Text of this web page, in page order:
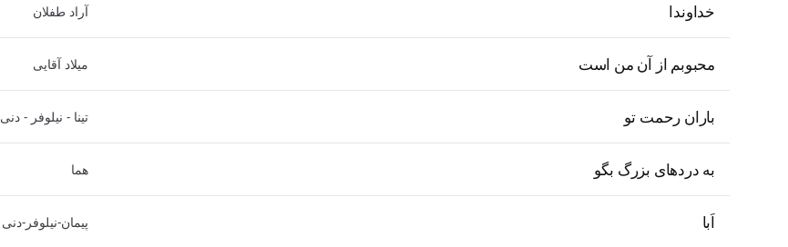
خداوندا آراد طفلان
محبوبم از آن من است میلاد آقایی
باران رحمت تو تینا - نیلوفر - دنی
به دردهای بزرگ بگو هما
اَبا پیمان-نیلوفر-دنی